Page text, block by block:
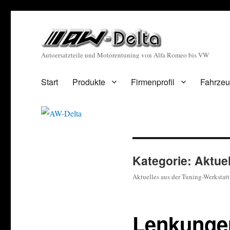
Autoersatzteile und Motorentuning von Alfa Romeo bis VW
Start Produkte Firmenprofil
Kategorie:
Aktuelles aus der Tuning-